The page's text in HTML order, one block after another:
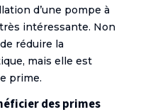
d’une pompe à
intéressante. Non
réduire la
mais elle est
prime.
des primes